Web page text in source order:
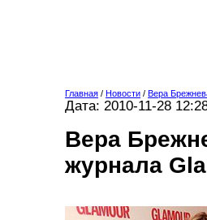
Главная / Новости / Вера
Дата: 2010-11-28
Вера
журнала